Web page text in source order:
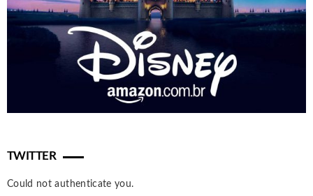
TWITTER
Could not authenticate you.